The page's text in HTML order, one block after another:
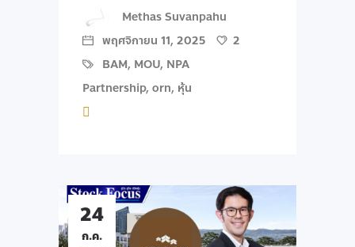
Methas Suvanpahu
พฤศจิกายน 11, 2025
2
BAM, MOU, NPA
Partnership, orn, หุ้น
24
ก.ค.